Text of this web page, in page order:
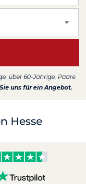
über 60-Jährige, Paare
uns für ein Angebot.
Hesse